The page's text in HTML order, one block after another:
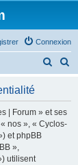
Connexion
h
e
| Forum » et ses
nos », « Cyclos-
et phpBB
»,
utilisent